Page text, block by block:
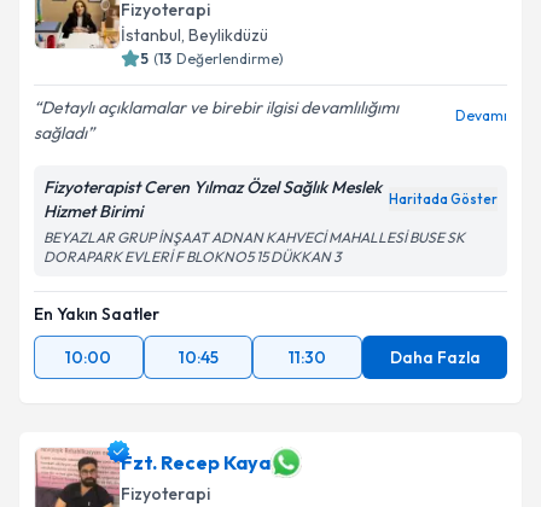
Fizyoterapi
İstanbul, Beylikdüzü
5 (13 Değerlendirme)
Detaylı açıklamalar ve birebir ilgisi devamlılığımı
sağladı
Devamı
Fizyoterapist Ceren Yılmaz Özel Sağlık Meslek
Hizmet Birimi
Haritada Göster
BEYAZLAR GRUP İNŞAAT ADNAN KAHVECİ MAHALLESİ BUSE SK
DORAPARK EVLERİ F BLOKNO5 15 DÜKKAN 3
En Yakın Saatler
10:00
10:45 11:30 Daha Fazla
Fzt. Recep Kaya
Fizyoterapi